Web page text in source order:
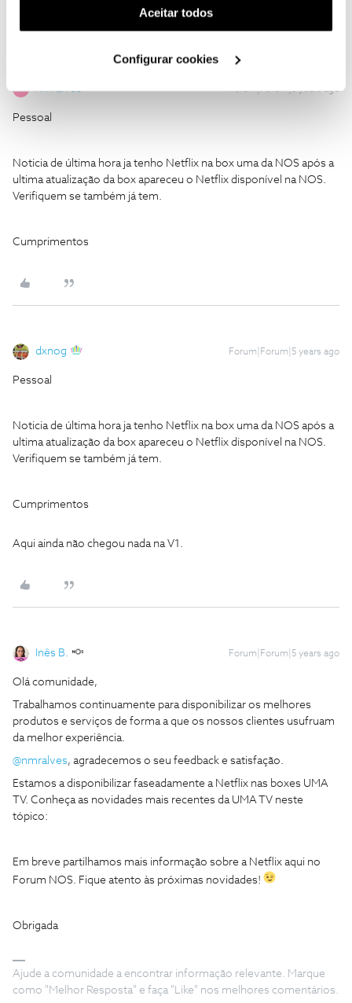
(cookies de publicidade personalizada). Pode gerir a
utilização dos cookies clicando em "Configurar
Aceitar todos
Configurar cookies
nmralves Forum|Forum|5 years ago
Pessoal
Noticia de última hora ja tenho Netflix na box uma da NOS após a
ultima atualização da box apareceu o Netflix disponível na NOS.
Verifiquem se também já tem.
Cumprimentos
dxnog Forum|Forum|5 years ago
Pessoal
Noticia de última hora ja tenho Netflix na box uma da NOS após a
ultima atualização da box apareceu o Netflix disponível na NOS.
Verifiquem se também já tem.
Cumprimentos
Aqui ainda não chegou nada na V1.
Inês B. Forum|Forum|5 years ago
Olá comunidade,
Trabalhamos continuamente para disponibilizar os melhores
produtos e serviços de forma a que os nossos clientes usufruam
da melhor experiência.
@nmralves, agradecemos o seu feedback e satisfação.
Estamos a disponibilizar faseadamente a Netflix nas boxes UMA
TV. Conheça as novidades mais recentes da UMA TV neste
tópico:
Em breve partilhamos mais informação sobre a Netflix aqui no
Forum NOS. Fique atento às próximas novidades!
Obrigada
Ajude a comunidade a encontrar informação relevante. Marque
como "Melhor Resposta" e faça "Like" nos melhores comentários.